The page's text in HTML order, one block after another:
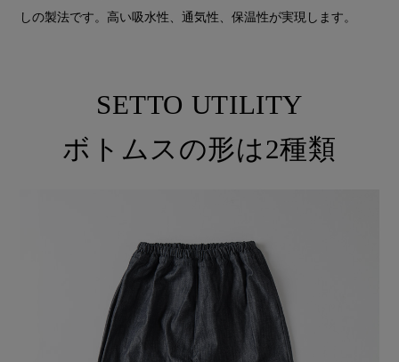
しの製法です。高い吸水性、通気性、保温性が実現します。
SETTO UTILITY
ボトムスの形は2種類